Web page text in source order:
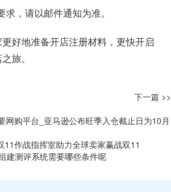
，请以邮件通知为准。
好地准备开店注册材料，更快开启
旅。
下一篇 >>
网购平台_亚马逊公布旺季入仓截止日为10月
11作战指挥室助力全球卖家赢战双11
建测评系统需要哪些条件呢